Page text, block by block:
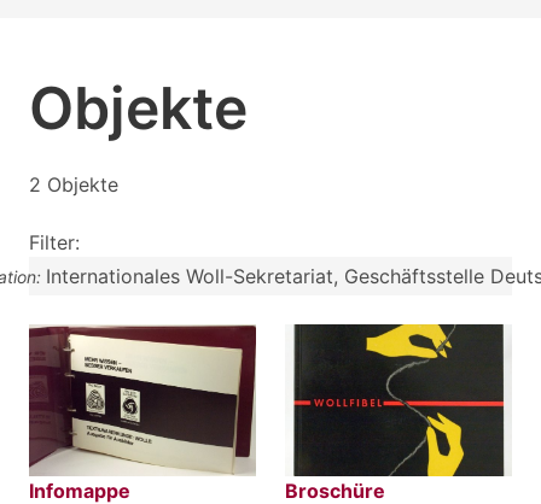
Objekte
2 Objekte
Filter:
Internationales Woll-Sekretariat, Geschäftsstelle
Infomappe Broschüre